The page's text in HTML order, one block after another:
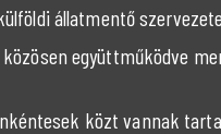
állatmentő
együttműködve
közt vannak